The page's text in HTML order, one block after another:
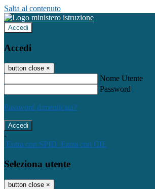
Salta al contenuto
Accedi
Accedi
button close ×
Nome Utente
Password
Password dimenticata?
-
Entra con SPID Entra con CIE
Seleziona utente
button close ×